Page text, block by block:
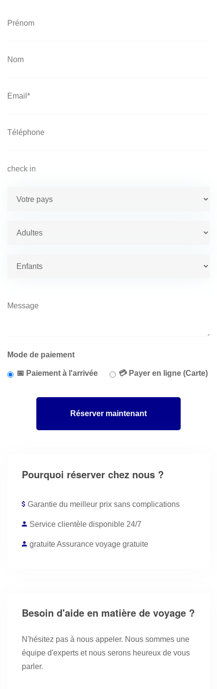
Mode de paiement
📅 Paiement à l'arrivée 💳 Payer en ligne (Carte)
Réserver maintenant
Pourquoi réserver chez nous ?
Garantie du meilleur prix sans complications
Service clientèle disponible 24/7
gratuite Assurance voyage gratuite
Besoin d'aide en matière de voyage ?
N'hésitez pas à nous appeler. Nous sommes une
équipe d'experts et nous serons heureux de vous
parler.